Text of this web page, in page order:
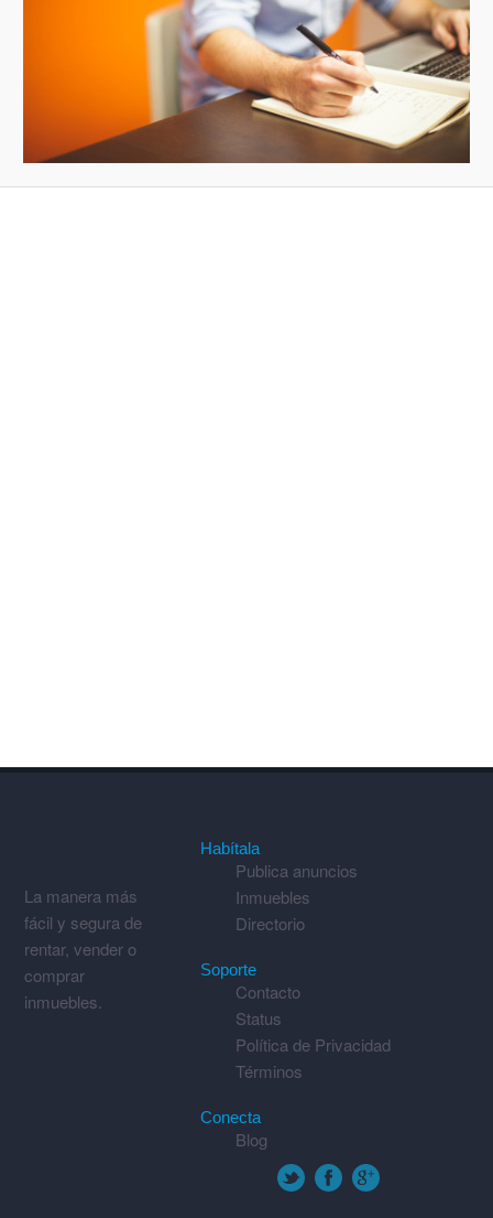
La manera más
fácil y segura de
rentar, vender o
comprar
inmuebles.
Habítala
Publica anuncios
Inmuebles
Directorio
Soporte
Contacto
Status
Política de Privacidad
Términos
Conecta
Blog